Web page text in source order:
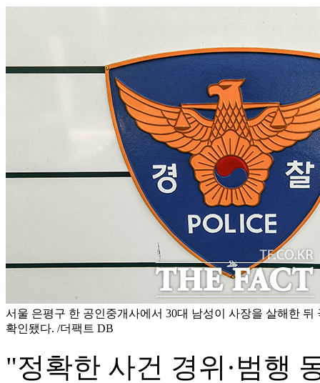
서울 은평구 한 공인중개사에서 30대 남성이 사장을 살해한 뒤
확인됐다. /더팩트 DB
"정확한 사건 경위·범행